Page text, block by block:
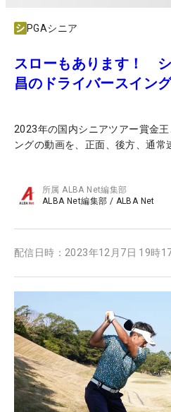
PGAシニア
スローもあります！
昌のドライバースイング
2023年の国内シニアツアー賞金
ングの動画を、正面、後方、通常
所属ALBA Net編集部
ALBA Net編集部 / ALBA Net
配信日時： 2023年12月7日 19時